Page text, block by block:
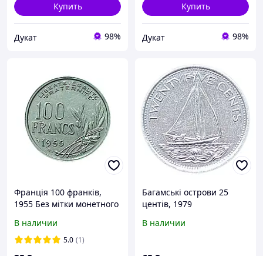
Купить
Дукат 98%
Купить
Дукат 98%
Франція 100 франків,
1955 Без мітки монетного
В наличии
5.0 (1)
Багамські острови 25
центів, 1979
В наличии